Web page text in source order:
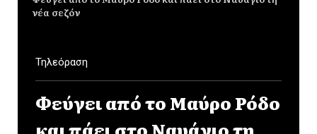
νέα σεζόν
Τηλεόραση
Φεύγει από το Μαύρο Ρόδο